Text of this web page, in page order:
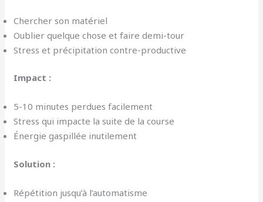
Chercher son matériel
Oublier quelque chose et faire demi-tour
Stress et précipitation contre-productive
Impact :
5-10 minutes perdues facilement
Stress qui impacte la suite de la course
Énergie gaspillée inutilement
Solution :
Répétition jusqu’à l’automatisme